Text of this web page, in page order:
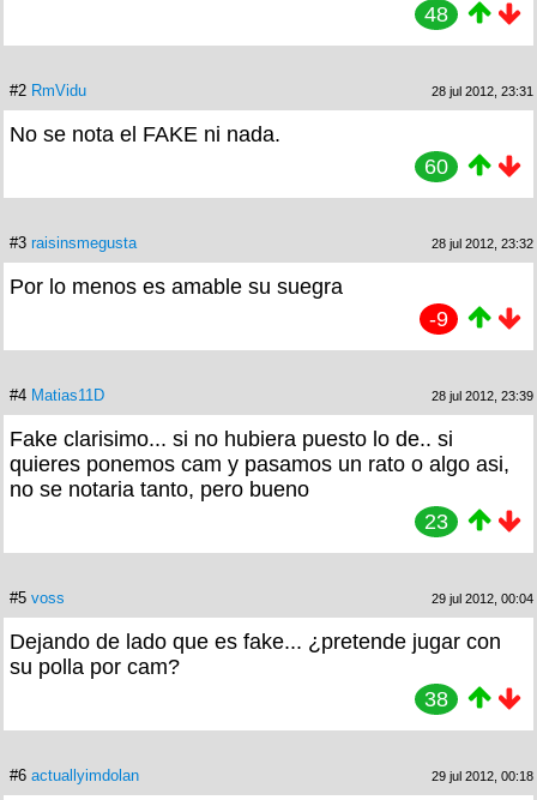
48
#2 RmVidu 28 jul 2012, 23:31
No se nota el FAKE ni nada.
60
#3 raisinsmegusta 28 jul 2012, 23:32
Por lo menos es amable su suegra
-9
#4 Matias11D 28 jul 2012, 23:39
Fake clarisimo... si no hubiera puesto lo de.. si
quieres ponemos cam y pasamos un rato o algo asi,
no se notaria tanto, pero bueno
23
#5 voss 29 jul 2012, 00:04
Dejando de lado que es fake... ¿pretende jugar con
su polla por cam?
38
#6 actuallyimdolan 29 jul 2012, 00:18